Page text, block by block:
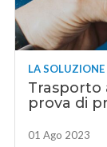
LA SOLUZIONE
Trasporto
prova di
01 Ago 2023